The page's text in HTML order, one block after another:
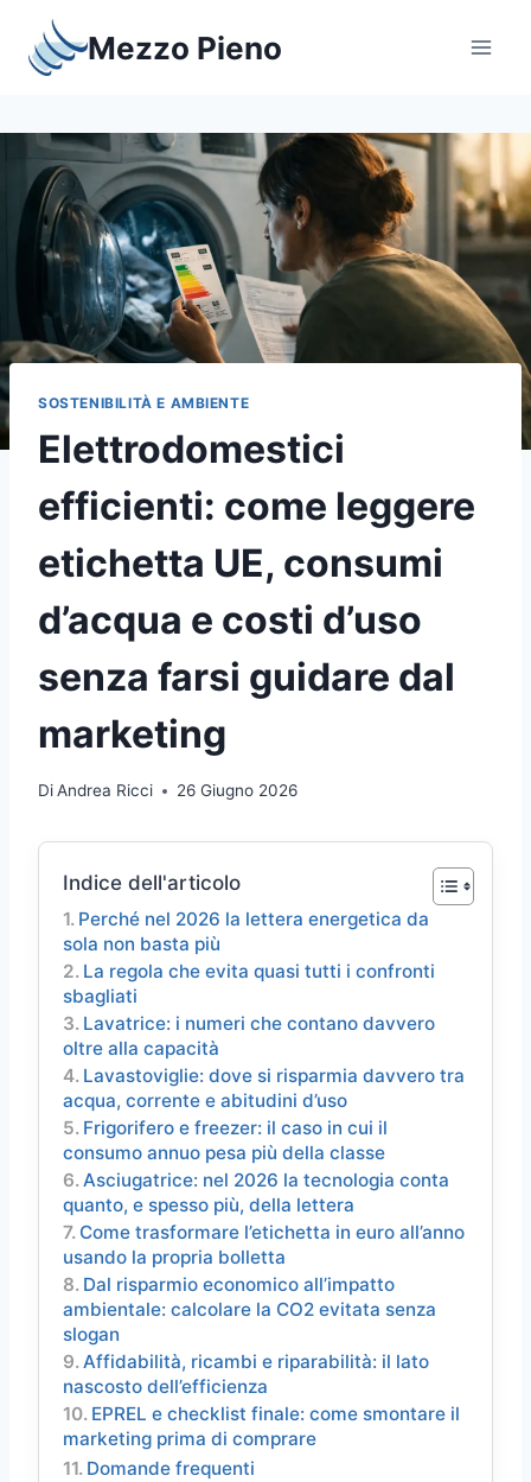
contenuto
Mezzo Pieno
SOSTENIBILITÀ E AMBIENTE
Elettrodomestici
efficienti: come leggere
etichetta UE, consumi
d’acqua e costi d’uso
senza farsi guidare dal
marketing
DiAndrea Ricci 26 Giugno 2026
Indice dell'articolo
Perché nel 2026 la lettera energetica da
sola non basta più
La regola che evita quasi tutti i confronti
sbagliati
Lavatrice: i numeri che contano davvero
oltre alla capacità
Lavastoviglie: dove si risparmia davvero tra
acqua, corrente e abitudini d’uso
Frigorifero e freezer: il caso in cui il
consumo annuo pesa più della classe
Asciugatrice: nel 2026 la tecnologia conta
quanto, e spesso più, della lettera
Come trasformare l’etichetta in euro all’anno
usando la propria bolletta
Dal risparmio economico all’impatto
ambientale: calcolare la CO2 evitata senza
slogan
Affidabilità, ricambi e riparabilità: il lato
nascosto dell’efficienza
EPREL e checklist finale: come smontare il
marketing prima di comprare
Domande frequenti